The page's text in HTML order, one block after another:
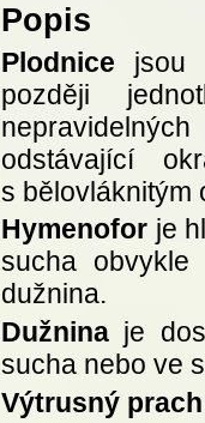
Popis
Plodnice jsou
později
odstávající
s bělovláknitým
Hymenofor je
sucha obvykle
dužnina.
Dužnina je
sucha nebo ve
Výtrusný prach